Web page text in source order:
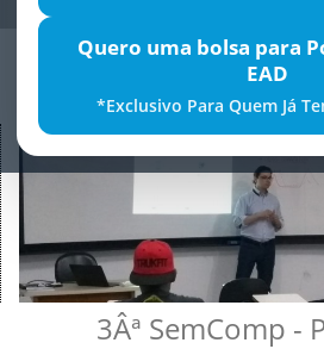
Quero uma bolsa para
EAD
*Exclusivo Para Quem Já
3Âª SemComp -